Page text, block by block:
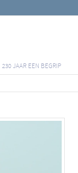
230 JAAR EEN BEGRIP